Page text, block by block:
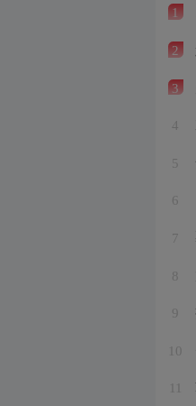
1
2
3
4
5
6
7
8
9
10